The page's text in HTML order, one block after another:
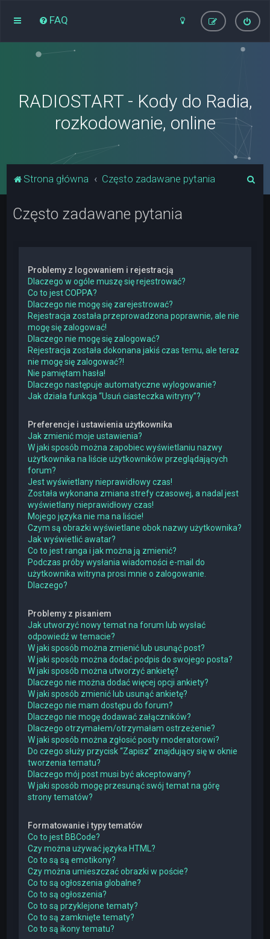
FAQ
RADIOSTART - Kody do Radia,
rozkodowanie, online
Strona główna Często zadawane pytania
Często zadawane pytania
Problemy z logowaniem i rejestracją
Dlaczego w ogóle muszę się rejestrować?
Co to jest COPPA?
Dlaczego nie mogę się zarejestrować?
Rejestracja została przeprowadzona poprawnie, ale nie
mogę się zalogować!
Dlaczego nie mogę się zalogować?
Rejestracja została dokonana jakiś czas temu, ale teraz
nie mogę się zalogować?!
Nie pamiętam hasła!
Dlaczego następuje automatyczne wylogowanie?
Jak działa funkcja “Usuń ciasteczka witryny”?
Preferencje i ustawienia użytkownika
Jak zmienić moje ustawienia?
W jaki sposób można zapobiec wyświetlaniu nazwy
użytkownika na liście użytkowników przeglądających
forum?
Jest wyświetlany nieprawidłowy czas!
Została wykonana zmiana strefy czasowej, a nadal jest
wyświetlany nieprawidłowy czas!
Mojego języka nie ma na liście!
Czym są obrazki wyświetlane obok nazwy użytkownika?
Jak wyświetlić awatar?
Co to jest ranga i jak można ją zmienić?
Podczas próby wysłania wiadomości e-mail do
użytkownika witryna prosi mnie o zalogowanie.
Dlaczego?
Problemy z pisaniem
Jak utworzyć nowy temat na forum lub wysłać
odpowiedź w temacie?
W jaki sposób można zmienić lub usunąć post?
W jaki sposób można dodać podpis do swojego posta?
W jaki sposób można utworzyć ankietę?
Dlaczego nie można dodać więcej opcji ankiety?
W jaki sposób zmienić lub usunąć ankietę?
Dlaczego nie mam dostępu do forum?
Dlaczego nie mogę dodawać załączników?
Dlaczego otrzymałem/otrzymałam ostrzeżenie?
W jaki sposób można zgłosić posty moderatorowi?
Do czego służy przycisk “Zapisz” znajdujący się w oknie
tworzenia tematu?
Dlaczego mój post musi być akceptowany?
W jaki sposób mogę przesunąć swój temat na górę
strony tematów?
Formatowanie i typy tematów
Co to jest BBCode?
Czy można używać języka HTML?
Co to są są emotikony?
Czy można umieszczać obrazki w poście?
Co to są ogłoszenia globalne?
Co to są ogłoszenia?
Co to są przyklejone tematy?
Co to są zamknięte tematy?
Co to są ikony tematu?